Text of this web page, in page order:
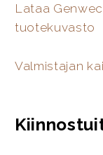
Lataa
tuotekuvasto
Valmistajan